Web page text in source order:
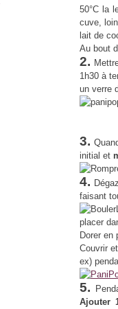
50°C la
cuve,
lait de
Au bout
2.
1h30 à
un verre
3.
initial et
4.
faisant
placer
Dorer en
Couvrir
ex)
5.
Ajouter